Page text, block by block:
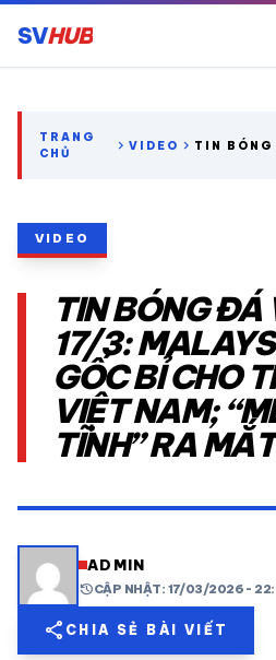
SVHUB
THỂ THAO TRONG NƯỚC
THỂ THAO
VIDEO
LỊCH THI ĐẤU
TRANG
CHỦ
chevron_right VIDEO chevron_right TIN
VIDEO
TIN BÓNG ĐÁ
17/3:
GỐC BỈ CHO
VIỆT NAM;
TĨNH” RA
ADMIN
historyCẬP NHẬT: 17/03/2026 -
share CHIA SẺ BÀI VIẾT